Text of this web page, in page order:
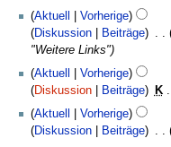
u
n
November
2012
Aktuell Vorherige
Diskussion
Beiträge
"Weitere Links"
23.
November
Aktuell Vorherige
Diskussion
Beiträge K
12.
August
Aktuell Vorherige
Diskussion
Beiträge